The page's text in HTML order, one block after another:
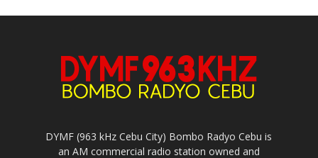
DYMF (963 kHz Cebu City) Bombo Radyo Cebu is
an AM commercial radio station owned and